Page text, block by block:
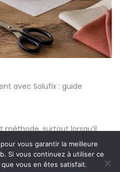
avec Solufix : guide
méthode, surtout lorsqu’il
un motif sur un ...
vous garantir la meilleure
Si vous continuez à utiliser ce
vous en êtes satisfait.